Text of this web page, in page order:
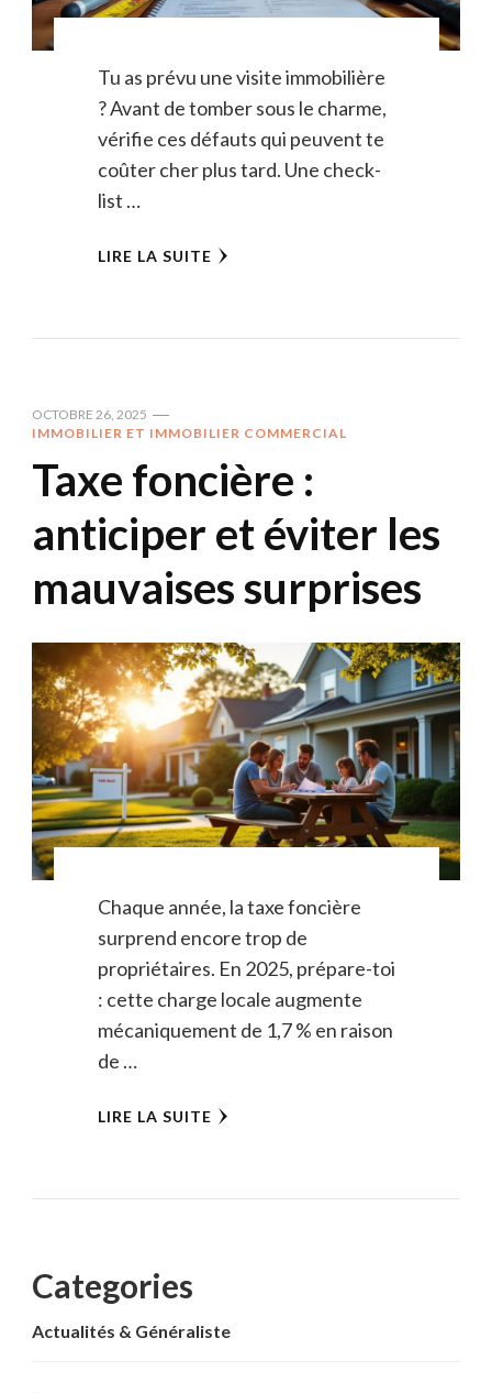
Tu as prévu une visite immobilière
? Avant de tomber sous le charme,
vérifie ces défauts qui peuvent te
coûter cher plus tard. Une check-
list …
LIRE LA SUITE
OCTOBRE 26, 2025
IMMOBILIER ET IMMOBILIER COMMERCIAL
Taxe foncière :
anticiper et éviter les
mauvaises surprises
Chaque année, la taxe foncière
surprend encore trop de
propriétaires. En 2025, prépare-toi
: cette charge locale augmente
mécaniquement de 1,7 % en raison
de …
LIRE LA SUITE
Categories
Actualités & Généraliste